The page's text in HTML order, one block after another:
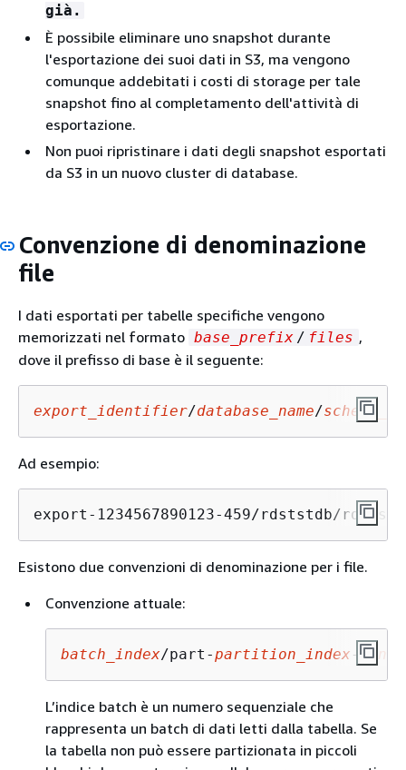
già.
È possibile eliminare uno snapshot durante
l'esportazione dei suoi dati in S3, ma vengono
comunque addebitati i costi di storage per tale
snapshot fino al completamento dell'attività di
esportazione.
Non puoi ripristinare i dati degli snapshot esportati
da S3 in un nuovo cluster di database.
Convenzione di denominazione
file
I dati esportati per tabelle specifiche vengono
memorizzati nel formato base_prefix / files ,
dove il prefisso di base è il seguente:
export_identifier/database_name/
Ad esempio:
export-1234567890123-459/rdststdb/
Esistono due convenzioni di denominazione per i file.
Convenzione attuale:
batch_index/part-partition_index -
L’indice batch è un numero sequenziale che
rappresenta un batch di dati letti dalla tabella. Se
la tabella non può essere partizionata in piccoli